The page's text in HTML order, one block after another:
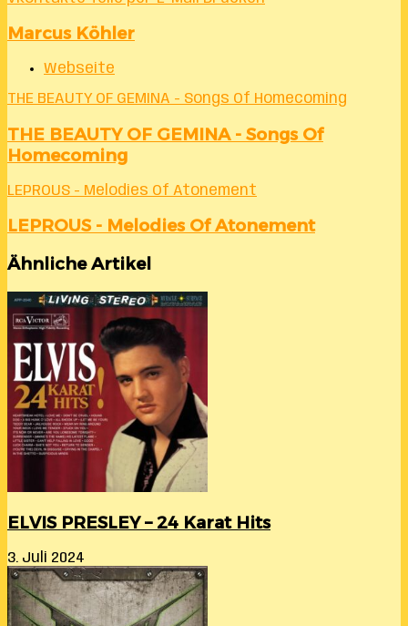
Marcus Köhler
Webseite
THE BEAUTY OF GEMINA - Songs Of Homecoming
THE BEAUTY OF GEMINA - Songs Of
Homecoming
LEPROUS - Melodies Of Atonement
LEPROUS - Melodies Of Atonement
Ähnliche Artikel
ELVIS PRESLEY – 24 Karat Hits
3. Juli 2024